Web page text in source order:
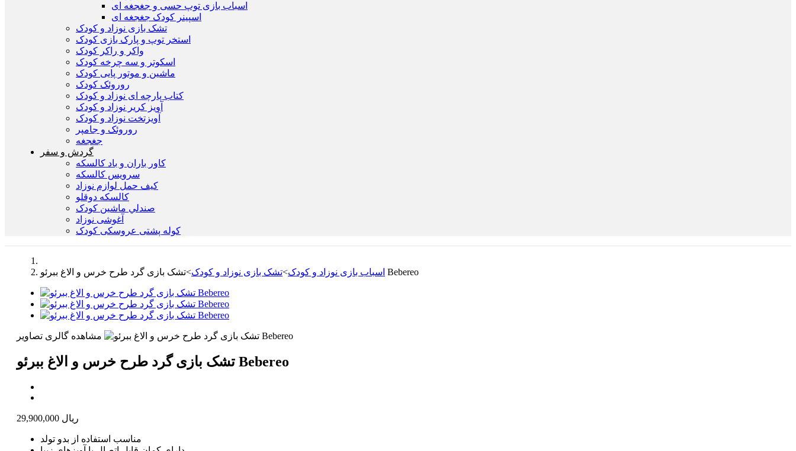
اسباب بازی توپ حسی و جغجغه ای
اسپینر کودک جغجغه ای
تشک بازی نوزاد و کودک
استخر توپ و پارک بازی کودک
واکر و راکر کودک
اسکوتر و سه چرخه کودک
ماشین و موتور پایی کودک
روروئک کودک
کتاب پارچه ای نوزاد و کودک
آویز کریر نوزاد و کودک
آويزتخت نوزاد و کودک
روروئک و جامپر
جغجغه
گردش و سفر
کاور باران و باد کالسکه
سرويس كالسكه
كيف حمل لوازم نوزاد
كالسكه دوقلو
صندلي ماشين کودک
آغوشی نوزاد
کوله پشتی عروسکی کودک
اسباب بازی نوزاد و کودک>تشک بازی نوزاد و کودک> تشک بازی گرد طرح خرس و الاغ ببرئو Bebereo
مشاهده گالری تصاویر
تشک بازی گرد طرح خرس و الاغ ببرئو Bebereo
29,900,000 ریال
مناسب استفاده از بدو تولد